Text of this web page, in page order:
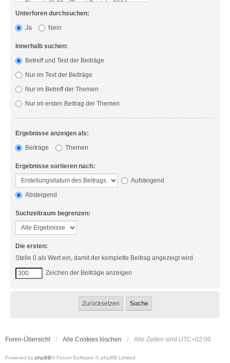
Unterforen durchsuchen:
Ja
Nein
Innerhalb suchen:
Betreff und Text der Beiträge
Nur im Text der Beiträge
Nur im Betreff der Themen
Nur im ersten Beitrag der Themen
Ergebnisse anzeigen als:
Beiträge
Themen
Ergebnisse sortieren nach:
Aufsteigend
Absteigend
Suchzeitraum begrenzen:
Die ersten:
Stelle 0 als Wert ein, damit der komplette Beitrag angezeigt wird.
Zeichen der Beiträge anzeigen
Foren-Übersicht Alle Cookies löschen Alle Zeiten sind UTC+02:00
Powered by phpBB® Forum Software © phpBB Limited